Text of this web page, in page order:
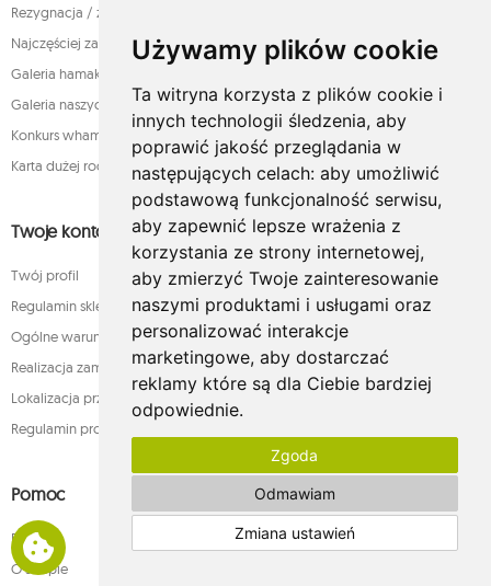
Używamy plików cookie
Ta witryna korzysta z plików cookie i
innych technologii śledzenia, aby
poprawić jakość przeglądania w
następujących celach: aby umożliwić
podstawową funkcjonalność serwisu,
aby zapewnić lepsze wrażenia z
korzystania ze strony internetowej,
aby zmierzyć Twoje zainteresowanie
naszymi produktami i usługami oraz
personalizować interakcje
marketingowe, aby dostarczać
reklamy które są dla Ciebie bardziej
odpowiednie.
Zgoda
Odmawiam
Zmiana ustawień
Rezygnacja / zwrot produktów w terminie 14 dni
Najczęściej zadawane pytania przed zakupem
Galeria hamaków
Galeria naszych klientów
Konkurs whamaku - rozstrzygnięty!
Karta dużej rodziny
Twoje konto
Twój profil
Regulamin sklepu internetowego whamaku.pl
Ogólne warunki sprzedaży
Realizacja zamówienia
Lokalizacja przesyłki
Regulamin programu lojalnościowego
Pomoc
Faq
O sklepie